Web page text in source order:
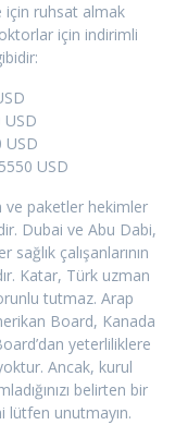
için ruhsat almak
için indirimli
USD
USD
5550 USD
ve paketler hekimler
Dubai ve Abu Dabi,
çalışanlarının
Katar, Türk uzman
tutmaz. Arap
Board, Kanada
yeterliliklere
Ancak, kurul
belirten bir
lütfen unutmayın.